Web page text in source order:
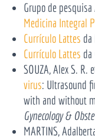
Grupo de
Medicina Integral
Currículo Lattes
Currículo Lattes da
SOUZA, Alex S. R.
virus: Ultrasound
with and without
Gynecology &
MARTINS,